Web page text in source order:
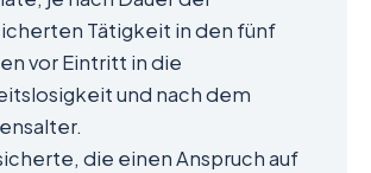
Tätigkeit in den fünf
vor Eintritt in die
und nach dem
die einen Anspruch auf